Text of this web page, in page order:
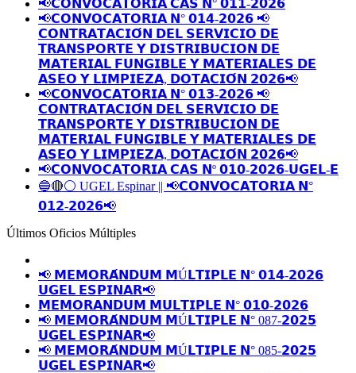
📢𝗖𝗢𝗡𝗩𝗢𝗖𝗔𝗧𝗢𝗥𝗜𝗔 𝗖𝗔𝗦 𝗡° 𝟬𝟭𝟭-𝟮𝟬𝟮𝟲
📢𝗖𝗢𝗡𝗩𝗢𝗖𝗔𝗧𝗢𝗥𝗜𝗔 𝗡° 𝟬𝟭𝟰-𝟮𝟬𝟮𝟲 📢
𝗖𝗢𝗡𝗧𝗥𝗔𝗧𝗔𝗖𝗜𝗢́𝗡 𝗗𝗘𝗟 𝗦𝗘𝗥𝗩𝗜𝗖𝗜𝗢 𝗗𝗘
𝗧𝗥𝗔𝗡𝗦𝗣𝗢𝗥𝗧𝗘 𝗬 𝗗𝗜𝗦𝗧𝗥𝗜𝗕𝗨𝗖𝗜𝗢𝗡 𝗗𝗘
𝗠𝗔𝗧𝗘𝗥𝗜𝗔𝗟 𝗙𝗨𝗡𝗚𝗜𝗕𝗟𝗘 𝗬 𝗠𝗔𝗧𝗘𝗥𝗜𝗔𝗟𝗘𝗦 𝗗𝗘
𝗔𝗦𝗘𝗢 𝗬 𝗟𝗜𝗠𝗣𝗜𝗘𝗭𝗔, 𝗗𝗢𝗧𝗔𝗖𝗜𝗢́𝗡 𝟮𝟬𝟮𝟲📢
📢𝗖𝗢𝗡𝗩𝗢𝗖𝗔𝗧𝗢𝗥𝗜𝗔 𝗡° 𝟬𝟭𝟯-𝟮𝟬𝟮𝟲 📢
𝗖𝗢𝗡𝗧𝗥𝗔𝗧𝗔𝗖𝗜𝗢́𝗡 𝗗𝗘𝗟 𝗦𝗘𝗥𝗩𝗜𝗖𝗜𝗢 𝗗𝗘
𝗧𝗥𝗔𝗡𝗦𝗣𝗢𝗥𝗧𝗘 𝗬 𝗗𝗜𝗦𝗧𝗥𝗜𝗕𝗨𝗖𝗜𝗢𝗡 𝗗𝗘
𝗠𝗔𝗧𝗘𝗥𝗜𝗔𝗟 𝗙𝗨𝗡𝗚𝗜𝗕𝗟𝗘 𝗬 𝗠𝗔𝗧𝗘𝗥𝗜𝗔𝗟𝗘𝗦 𝗗𝗘
𝗔𝗦𝗘𝗢 𝗬 𝗟𝗜𝗠𝗣𝗜𝗘𝗭𝗔, 𝗗𝗢𝗧𝗔𝗖𝗜𝗢́𝗡 𝟮𝟬𝟮𝟲📢
📢𝗖𝗢𝗡𝗩𝗢𝗖𝗔𝗧𝗢𝗥𝗜𝗔 𝗖𝗔𝗦 𝗡º 𝟬𝟭𝟬-𝟮𝟬𝟮𝟲-𝗨𝗚𝗘𝗟-𝗘
🔵🔴⚪️ UGEL Espinar || 📢𝗖𝗢𝗡𝗩𝗢𝗖𝗔𝗧𝗢𝗥𝗜𝗔 𝗡°
𝟬𝟭𝟮-𝟮𝟬𝟮𝟲📢
Últimos Oficios Múltiples
📢 𝗠𝗘𝗠𝗢𝗥𝗔́𝗡𝗗𝗨𝗠 𝗠Ú𝗟𝗧𝗜𝗣𝗟𝗘 𝗡° 𝟬𝟭𝟰-𝟮𝟬𝟮𝟲
𝗨𝗚𝗘𝗟 𝗘𝗦𝗣𝗜𝗡𝗔𝗥📢
𝗠𝗘𝗠𝗢𝗥𝗔𝗡𝗗𝗨𝗠 𝗠𝗨𝗟𝗧𝗜𝗣𝗟𝗘 𝗡° 𝟬𝟭𝟬-𝟮𝟬𝟮𝟲
📢 𝗠𝗘𝗠𝗢𝗥𝗔́𝗡𝗗𝗨𝗠 𝗠Ú𝗟𝗧𝗜𝗣𝗟𝗘 𝗡° 087-𝟮𝟬𝟮𝟱
𝗨𝗚𝗘𝗟 𝗘𝗦𝗣𝗜𝗡𝗔𝗥📢
📢 𝗠𝗘𝗠𝗢𝗥𝗔́𝗡𝗗𝗨𝗠 𝗠Ú𝗟𝗧𝗜𝗣𝗟𝗘 𝗡° 085-𝟮𝟬𝟮𝟱
𝗨𝗚𝗘𝗟 𝗘𝗦𝗣𝗜𝗡𝗔𝗥📢